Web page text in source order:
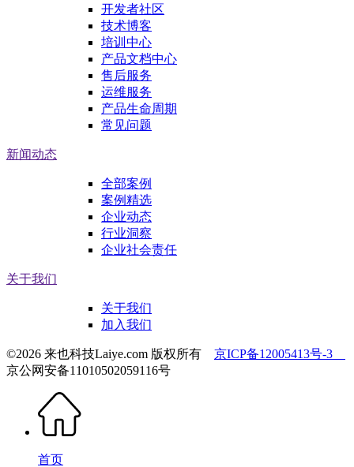
开发者社区
技术博客
培训中心
产品文档中心
售后服务
运维服务
产品生命周期
常见问题
新闻动态
全部案例
案例精选
企业动态
行业洞察
企业社会责任
关于我们
关于我们
加入我们
©2026 来也科技Laiye.com 版权所有 京ICP备12005413号-3
京公网安备11010502059116号
首页